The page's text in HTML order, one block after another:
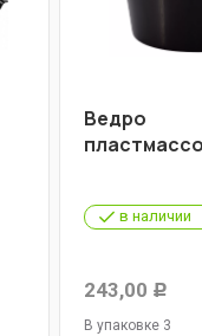
Ведро
в наличии
243,00 Р
В упаковке 3